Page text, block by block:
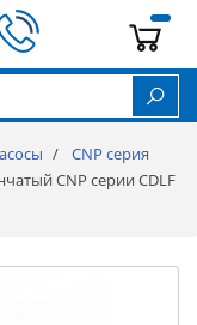
CNP серия
CNP серии CDLF